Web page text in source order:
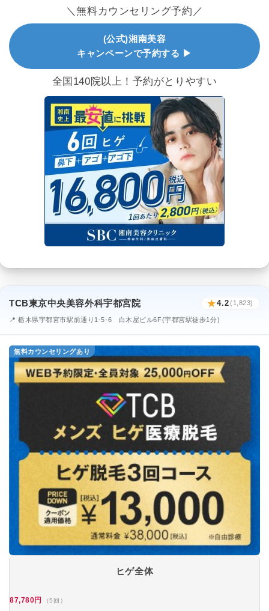
＼無料カウンセリング予約／
(公式)湘南美容
キャンペーンで予約する ▶
全国140院以上！予約がとりやすい
TCB東京中央美容外科宇都宮院 ★4.2(1,823)
📍 栃木県宇都宮市駅前通り1-5-6 白木屋ビル6F(宇都宮駅徒歩1分)
無料カウンセリングあり
ヒゲ全体
87,780円 （5回）